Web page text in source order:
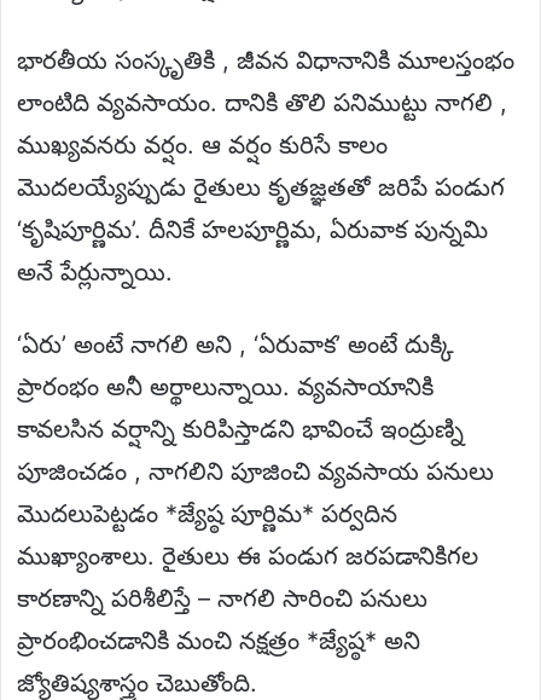
భారతీయ సంస్కృతికి , జీవన విధానానికి మూలస్తంభం
లాంటిది వ్యవసాయం. దానికి తొలి పనిముట్టు నాగలి ,
ముఖ్యవనరు వర్షం. ఆ వర్షం కురిసే కాలం
మొదలయ్యేప్పుడు రైతులు కృతజ్ఞతతో జరిపే పండుగ
‘కృషిపూర్ణిమ’. దీనికే హలపూర్ణిమ, ఏరువాక పున్నమి
అనే పేర్లున్నాయి.
‘ఏరు’ అంటే నాగలి అని , ‘ఏరువాక’ అంటే దుక్కి
ప్రారంభం అనీ అర్థాలున్నాయి. వ్యవసాయానికి
కావలసిన వర్షాన్ని కురిపిస్తాడని భావించే ఇంద్రుణ్ని
పూజించడం , నాగలిని పూజించి వ్యవసాయ పనులు
మొదలుపెట్టడం *జ్యేష్ఠ పూర్ణిమ* పర్వదిన
ముఖ్యాంశాలు. రైతులు ఈ పండుగ జరపడానికిగల
కారణాన్ని పరిశీలిస్తే – నాగలి సారించి పనులు
ప్రారంభించడానికి మంచి నక్షత్రం *జ్యేష్ఠ* అని
జ్యోతిష్యశాస్త్రం చెబుతోంది.